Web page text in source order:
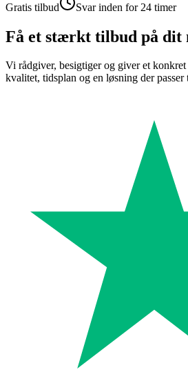
Gratis tilbud Svar inden for 24 timer
Få et stærkt tilbud på dit
Vi rådgiver, besigtiger og giver et
kvalitet, tidsplan og en løsning der